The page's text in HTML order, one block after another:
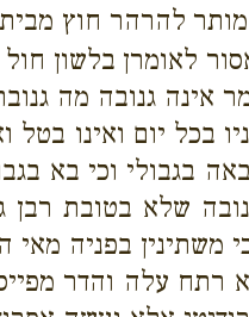
להרהר חוץ
לאומרן בלשון
אינה גנובה מה
יום ואינו בטל
בגבולי וכי בא
שלא בטובת
בפניה
רתח עלה והדר